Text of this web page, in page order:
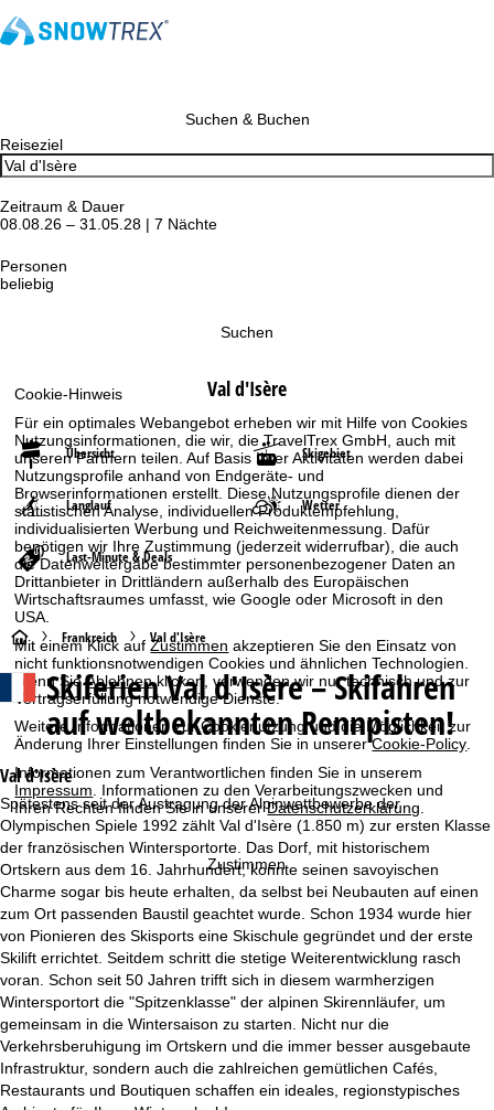
Cookie-Hinweis
Für ein optimales Webangebot erheben wir mit Hilfe von Cookies
Nutzungsinformationen, die wir, die TravelTrex GmbH, auch mit
unseren Partnern teilen. Auf Basis Ihrer Aktivitäten werden dabei
Nutzungsprofile anhand von Endgeräte- und
Browserinformationen erstellt. Diese Nutzungsprofile dienen der
statistischen Analyse, individuellen Produktempfehlung,
individualisierten Werbung und Reichweitenmessung. Dafür
benötigen wir Ihre Zustimmung (jederzeit widerrufbar), die auch
die Datenweitergabe bestimmter personenbezogener Daten an
Drittanbieter in Drittländern außerhalb des Europäischen
Wirtschaftsraumes umfasst, wie Google oder Microsoft in den
USA.
Mit einem Klick aufZustimmen akzeptieren Sie den Einsatz von
nicht funktionsnotwendigen Cookies und ähnlichen Technologien.
Wenn SieAblehnenklicken, verwenden wir nur technisch und zur
Vertragserfüllung notwendige Dienste.
Weitere Informationen zur Cookienutzung und die Möglichkeit zur
Änderung Ihrer Einstellungen finden Sie in unsererCookie-Policy
Informationen zum Verantwortlichen finden Sie in unserem
Impressum . Informationen zu den Verarbeitungszwecken und
Ihren Rechten finden Sie in unsererDatenschutzerklärung
Zustimmen
Suchen & Buchen
Reiseziel
Zeitraum & Dauer
08.08.26 – 31.05.28 | 7 Nächte
Personen
beliebig
Suchen
Val d'Isère
Übersicht Skigebiet
Langlauf Wetter
Last-Minute & Deals
S
t
a
r
t
s
e
i
t
e
Frankreich Val d'Isère
SkiferienVal d'Isère – Skifahren
auf weltbekannten Rennpisten!
Val d'Isère
Spätestens seit der Austragung der Alpinwettbewerbe der
Olympischen Spiele 1992 zählt Val d'Isère (1.850 m) zur ersten Klasse
der französischen Wintersportorte. Das Dorf, mit historischem
Ortskern aus dem 16. Jahrhundert, konnte seinen savoyischen
Charme sogar bis heute erhalten, da selbst bei Neubauten auf einen
zum Ort passenden Baustil geachtet wurde. Schon 1934 wurde hier
von Pionieren des Skisports eine Skischule gegründet und der erste
Skilift errichtet. Seitdem schritt die stetige Weiterentwicklung rasch
voran. Schon seit 50 Jahren trifft sich in diesem warmherzigen
Wintersportort die "Spitzenklasse" der alpinen Skirennläufer, um
gemeinsam in die Wintersaison zu starten. Nicht nur die
Verkehrsberuhigung im Ortskern und die immer besser ausgebaute
Infrastruktur, sondern auch die zahlreichen gemütlichen Cafés,
Restaurants und Boutiquen schaffen ein ideales, regionstypisches